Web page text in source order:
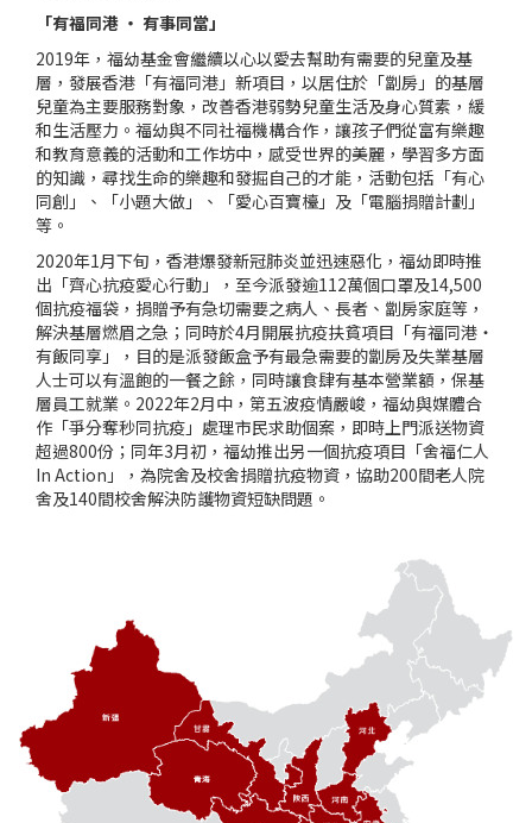
「有福同港 ‧ 有事同當」
2019年，福幼基金會繼續以心以愛去幫助有需要的兒童及基
層，發展香港「有福同港」新項目，以居住於「劏房」的基層
兒童為主要服務對象，改善香港弱勢兒童生活及身心質素，緩
和生活壓力。福幼與不同社福機構合作，讓孩子們從富有樂趣
和教育意義的活動和工作坊中，感受世界的美麗，學習多方面
的知識，尋找生命的樂趣和發掘自己的才能，活動包括「有心
同創」、「小題大做」、「愛心百寶檯」及「電腦捐贈計劃」
等。
2020年1月下旬，香港爆發新冠肺炎並迅速惡化，福幼即時推
出「齊心抗疫愛心行動」，至今派發逾112萬個口罩及14,500
個抗疫福袋，捐贈予有急切需要之病人、長者、劏房家庭等，
解決基層燃眉之急；同時於4月開展抗疫扶貧項目「有福同港‧
有飯同享」，目的是派發飯盒予有最急需要的劏房及失業基層
人士可以有溫飽的一餐之餘，同時讓食肆有基本營業額，保基
層員工就業。2022年2月中，第五波疫情嚴峻，福幼與媒體合
作「爭分奪秒同抗疫」處理市民求助個案，即時上門派送物資
超過800份；同年3月初，福幼推出另一個抗疫項目「舍福仁人
In Action」，為院舍及校舍捐贈抗疫物資，協助200間老人院
舍及140間校舍解決防護物資短缺問題。